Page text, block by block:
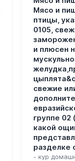
Мясо и
птицы,
0105,
и плюсен
свежие
группе 02
какой
разделке
- кур